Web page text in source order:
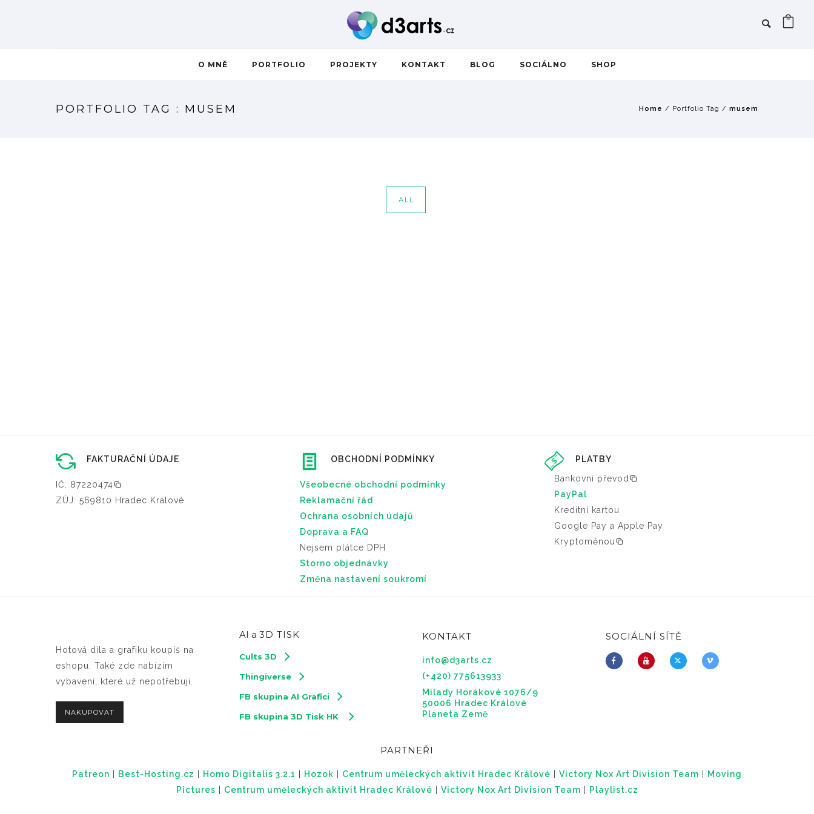
O MNĚ PORTFOLIO PROJEKTY KONTAKT BLOG SOCIÁLNO SHOP
PORTFOLIO TAG : MUSEM Home / Portfolio Tag / musem
ALL
FAKTURAČNÍ ÚDAJE
IČ: 87220474
ZÚJ: 569810 Hradec Králové
OBCHODNÍ PODMÍNKY
Všeobecné obchodní podmínky
Reklamační řád
Ochrana osobních údajů
Doprava a FAQ
Nejsem plátce DPH
Storno objednávky
Změna nastavení soukromí
PLATBY
Bankovní převod
PayPal
Kreditní kartou
Google Pay a Apple Pay
Kryptoměnou
Hotová díla a grafiku koupíš na
eshopu. Také zde nabízím
vybavení, které už nepotřebuji.
NAKUPOVAT
AI a 3D TISK
Cults 3D
Thingiverse
FB skupina AI Grafici
FB skupina 3D Tisk HK
KONTAKT
info@d3arts.cz
(+420) 775613933
Milady Horákové 1076/9
50006 Hradec Králové
Planeta Země
SOCIÁLNÍ SÍTĚ
PARTNEŘI
Patreon Best-Hosting.cz Homo Digitalis 3.2.1 Hozok Centrum uměleckých aktivit Hradec Králové Victory Nox Art Division Team
Moving
Pictures
Centrum uměleckých aktivit Hradec Králové Victory Nox Art Division Team Playlist.cz